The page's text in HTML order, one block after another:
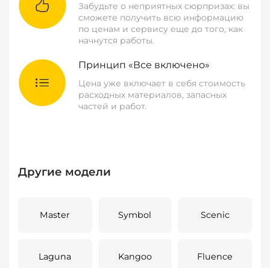
Забудьте о неприятных сюрпризах: вы
сможете получить всю информацию
по ценам и сервису еще до того, как
начнутся работы.
Принцип «Все включено»
Цена уже включает в себя стоимость
расходных материалов, запасных
частей и работ.
Другие модели
Master Symbol Scenic
Laguna Kangoo Fluence